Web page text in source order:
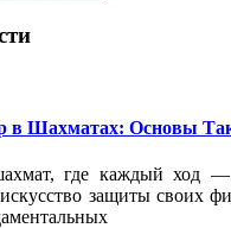
в Шахматах: Основы
где каждый ход —
защиты своих